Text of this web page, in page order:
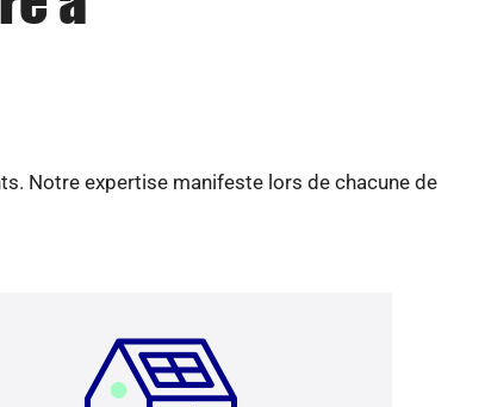
Notre expertise manifeste lors de chacune de